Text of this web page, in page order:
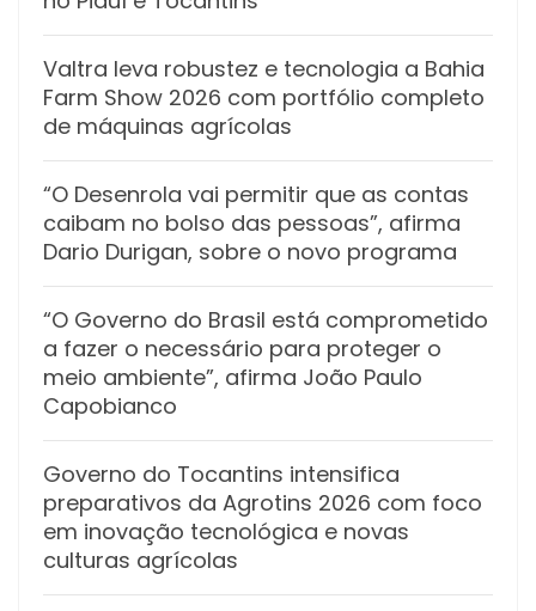
Valtra leva robustez e tecnologia a Bahia
Farm Show 2026 com portfólio completo
de máquinas agrícolas
“O Desenrola vai permitir que as contas
caibam no bolso das pessoas”, afirma
Dario Durigan, sobre o novo programa
“O Governo do Brasil está comprometido
a fazer o necessário para proteger o
meio ambiente”, afirma João Paulo
Capobianco
Governo do Tocantins intensifica
preparativos da Agrotins 2026 com foco
em inovação tecnológica e novas
culturas agrícolas